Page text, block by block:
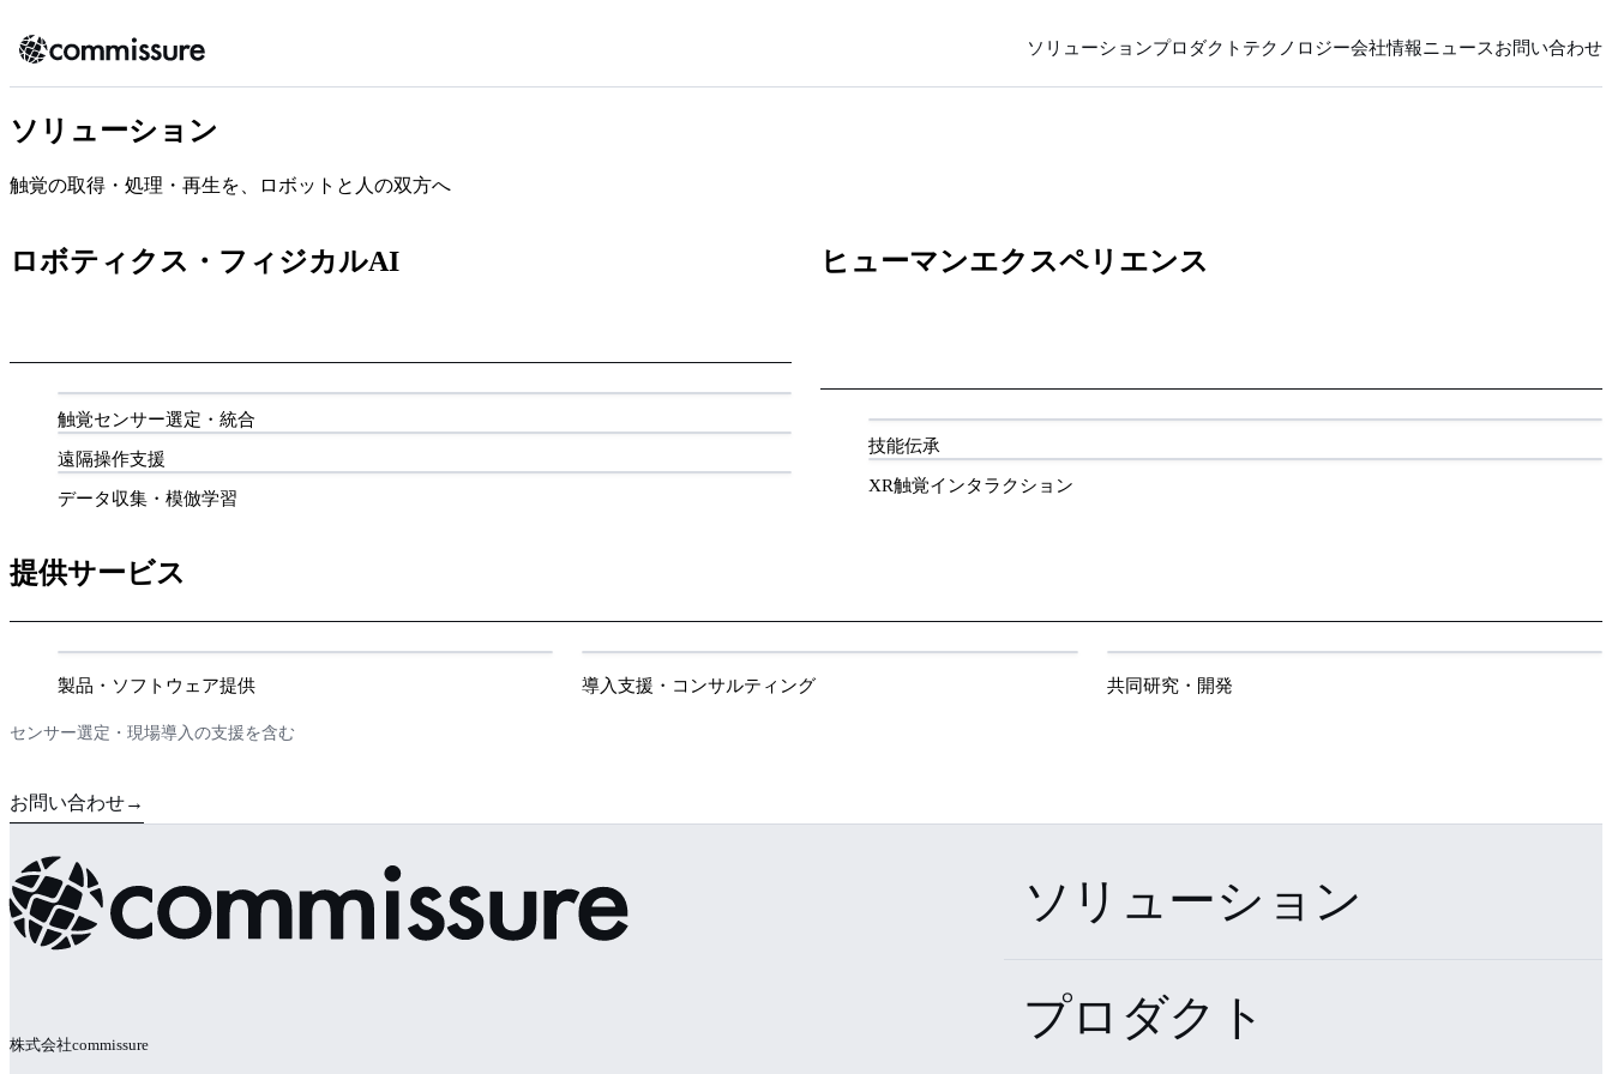
ソリューションプロダクト テクノロジー会社情報ニュースお問い合わせ
ソリューション
触覚の取得・処理・再生を、ロボットと人の双方へ
ロボティクス・フィジカルAI
触覚センサー選定・統合
遠隔操作支援
データ収集・模倣学習
ヒューマンエクスペリエンス
技能伝承
XR触覚インタラクション
提供サービス
製品・ソフトウェア提供 導入支援・コンサルティング 共同研究・開発
センサー選定・現場導入の支援を含む
お問い合わせ→
株式会社commissure
ソリューション
プロダクト